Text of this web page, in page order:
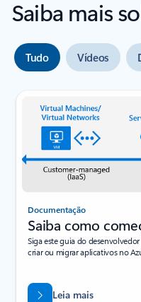
Saiba mais
Tudo Vídeos
Indicador de slide {0} {1}
Documentação
Saiba como
Siga este guia do
criar ou migrar aplicativos no
Leia mais